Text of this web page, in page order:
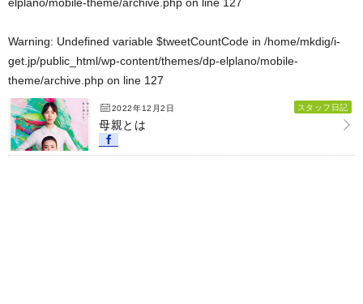
Warning: Undefined variable $tweetCountCode in /home/mkdig/i-
get.jp/public_html/wp-content/themes/dp-elplano/mobile-
theme/archive.php on line 127
2022年12月2日 スタッフ日記
母親とは